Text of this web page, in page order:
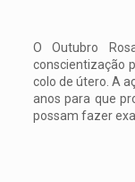
O Outubro
conscientização
colo de útero. A
anos para que
possam fazer